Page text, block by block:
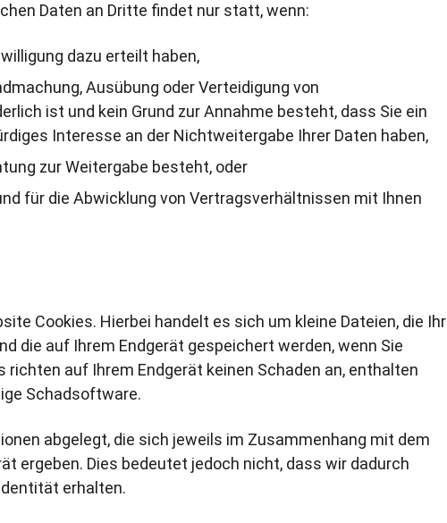
Daten an Dritte findet nur statt, wenn:
dazu erteilt haben,
Ausübung oder Verteidigung von
ist und kein Grund zur Annahme besteht, dass Sie ein
Interesse an der Nichtweitergabe Ihrer Daten haben,
zur Weitergabe besteht, oder
für die Abwicklung von Vertragsverhältnissen mit Ihnen
Cookies. Hierbei handelt es sich um kleine Dateien, die Ihr
die auf Ihrem Endgerät gespeichert werden, wenn Sie
richten auf Ihrem Endgerät keinen Schaden an, enthalten
Schadsoftware.
abgelegt, die sich jeweils im Zusammenhang mit dem
ergeben. Dies bedeutet jedoch nicht, dass wir dadurch
erhalten.